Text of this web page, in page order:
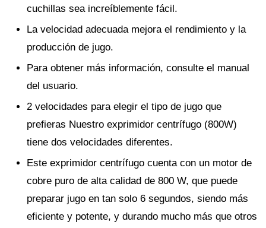
cuchillas sea increíblemente fácil.
La velocidad adecuada mejora el rendimiento y la
producción de jugo.
Para obtener más información, consulte el manual
del usuario.
2 velocidades para elegir el tipo de jugo que
prefieras Nuestro exprimidor centrífugo (800W)
tiene dos velocidades diferentes.
Este exprimidor centrífugo cuenta con un motor de
cobre puro de alta calidad de 800 W, que puede
preparar jugo en tan solo 6 segundos, siendo más
eficiente y potente, y durando mucho más que otros